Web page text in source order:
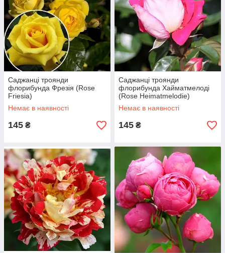
Саджанці троянди
флорибунда Фрезія (Rose
Friesia)
Немає в наявності
145 ₴
Саджанці троянди
флорибунда Хайматмелоді
(Rose Heimatmelodie)
Немає в наявності
145 ₴